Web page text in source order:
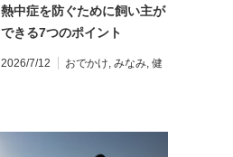
熱中症を防ぐために飼い主が
できる7つのポイント
2026/7/12 おでかけ みなみ 健